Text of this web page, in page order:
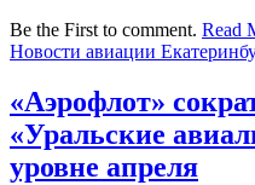
Be the First to comment. Read
Новости авиации
«Аэрофлот»
«Уральские
уровне апреля